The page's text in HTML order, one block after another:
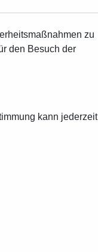
zu
den Besuch der
kann jederzeit